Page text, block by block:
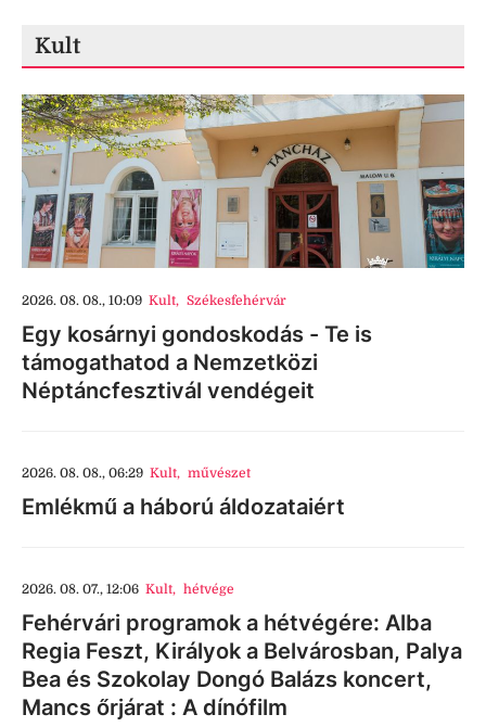
Kult
2026. 08. 08., 10:09 Kult, Székesfehérvár
Egy kosárnyi gondoskodás - Te is
támogathatod a Nemzetközi
Néptáncfesztivál vendégeit
2026. 08. 08., 06:29 Kult, művészet
Emlékmű a háború áldozataiért
2026. 08. 07., 12:06 Kult, hétvége
Fehérvári programok a hétvégére: Alba
Regia Feszt, Királyok a Belvárosban, Palya
Bea és Szokolay Dongó Balázs koncert,
Mancs őrjárat : A dínófilm